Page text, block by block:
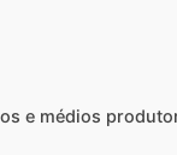
e médios